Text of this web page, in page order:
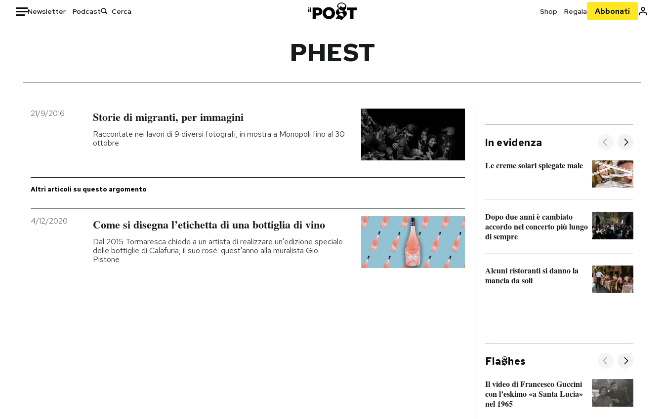
Newsletter Podcast Shop Regala Abbonati
Italia
Politica
Moda
Storie/Idee
Ok Boomer!
PHEST
21/9/2016 Storie di migranti, per immagini
Raccontate nei lavori di 9 diversi fotografi, in mostra a Monopoli fino al 30
ottobre
Altri articoli su questo argomento
4/12/2020 Come si disegna l’etichetta di una bottiglia di vino
Dal 2015 Tormaresca chiede a un artista di realizzare un'edizione speciale
delle bottiglie di Calafuria, il suo rosé: quest'anno alla muralista Gio
Pistone
In evidenza
Le creme solari spiegate male
Dopo due anni è cambiato
accordo nel concerto più lungo
di sempre
Alcuni ristoranti si danno la
mancia da soli
Fla hes
Il video di Francesco Guccini
con l’eskimo «a Santa Lucia»
nel 1965